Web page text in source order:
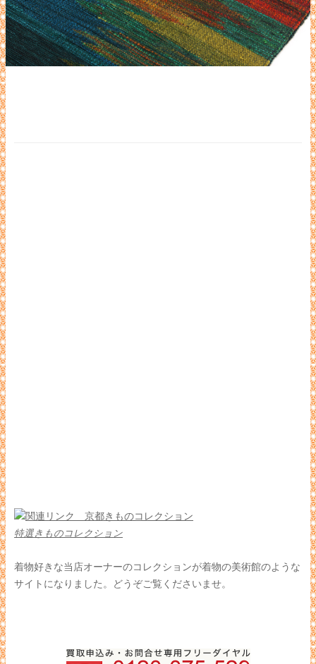
特選きものコレクション
着物好きな当店オーナーのコレクションが着物の美術館のような
サイトになりました。どうぞご覧くださいませ。